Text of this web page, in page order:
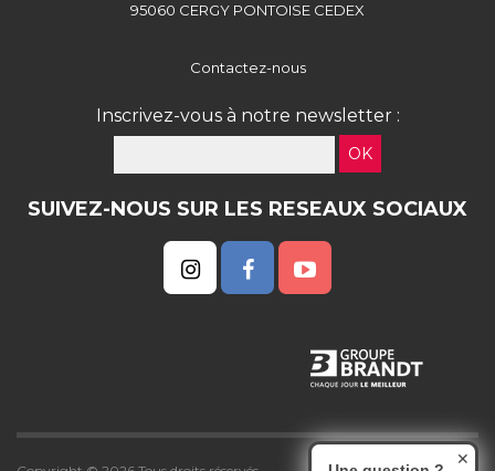
95060 CERGY PONTOISE CEDEX
Contactez-nous
Inscrivez-vous à notre newsletter :
OK
SUIVEZ-NOUS SUR LES RESEAUX SOCIAUX
✕